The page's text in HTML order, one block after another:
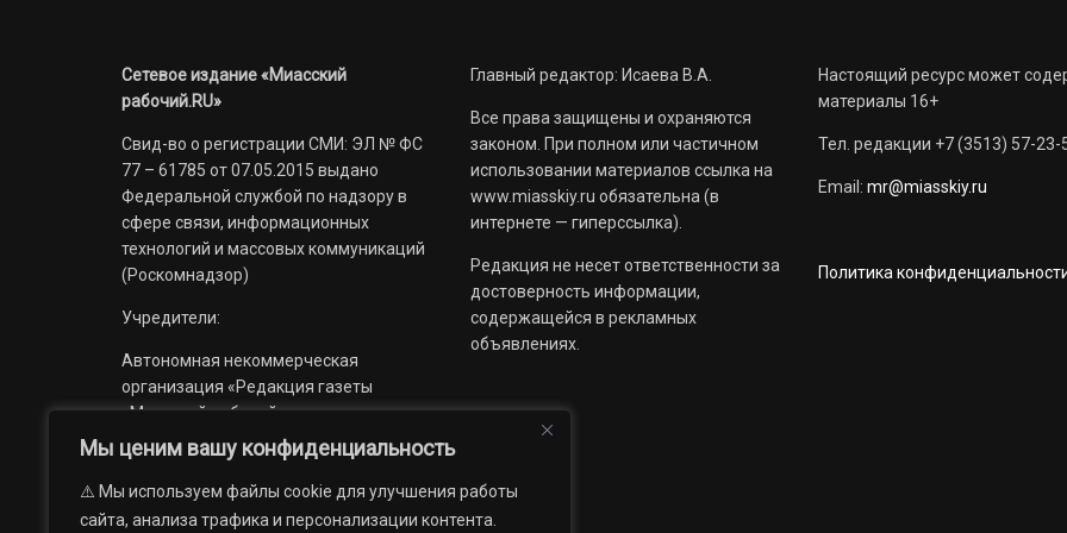
Мы ценим вашу конфиденциальность
⚠️ Мы используем файлы cookie для улучшения работы
сайта, анализа трафика и персонализации контента.
Сетевое издание «Миасский
рабочий.RU»
Свид-во о регистрации СМИ: ЭЛ № ФС
77 – 61785 от 07.05.2015 выдано
Федеральной службой по надзору в
сфере связи, информационных
технологий и массовых коммуникаций
(Роскомнадзор)
Учредители:
Автономная некоммерческая
организация «Редакция газеты
«Миасский рабочий»;
Областное государственное
учреждение «Издательский дом
Главный редактор: Исаева В.А.
Все права защищены и охраняются
законом. При полном или частичном
использовании материалов ссылка на
www.miasskiy.ru обязательна (в
интернете — гиперссылка).
Редакция не несет ответственности за
достоверность информации,
содержащейся в рекламных
объявлениях.
Настоящий ресурс может
материалы 16+
Тел. редакции +7 (3513) 57-23-
Email: mr@miasskiy.ru
Политика